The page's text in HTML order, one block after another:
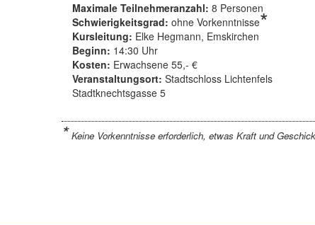
Maximale Teilnehmeranzahl: 8 Personen
Schwierigkeitsgrad: ohne Vorkenntnisse*
Kursleitung: Elke Hegmann, Emskirchen
Beginn: 14:30 Uhr
Kosten: Erwachsene 55,- €
Veranstaltungsort: Stadtschloss Lichtenfels
Stadtknechtsgasse 5
* Keine Vorkenntnisse erforderlich, etwas Kraft und